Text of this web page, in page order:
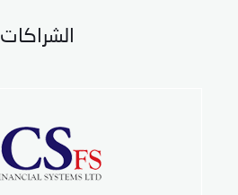
الشراكات